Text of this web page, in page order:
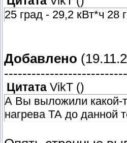
25 град - 29,2 кВт*ч 28
Добавлено
Цитата VikT ()
А Вы выложили какой-
нагрева ТА до данной